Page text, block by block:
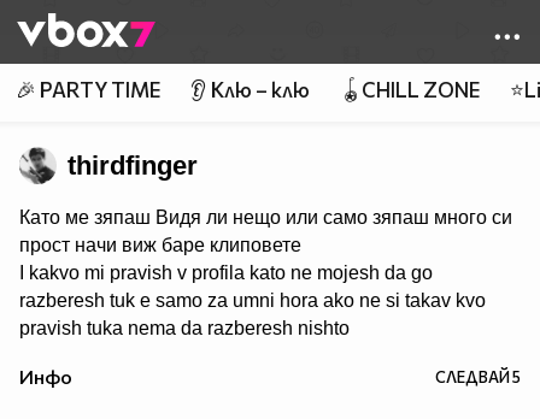
👾
🎉 PARTY TIME 👂 Клю – клю 🪀CHILL ZONE
thirdfinger
Като ме зяпаш Видя ли нещо или само зяпаш много си
прост начи виж баре клиповете
I kakvo mi pravish v profila kato ne mojesh da go
razberesh tuk e samo za umni hora ako ne si takav kvo
pravish tuka nema da razberesh nishto
Инфо СЛЕДВАЙ5